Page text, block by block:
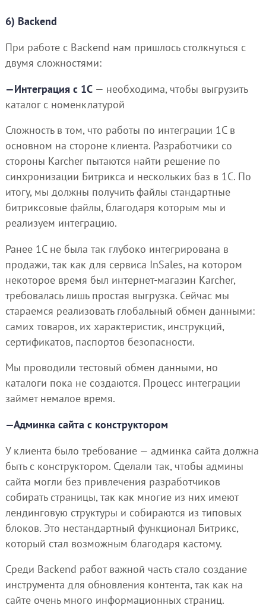
6) Backend
При работе с Backend нам пришлось столкнуться с
двумя сложностями:
—Интеграция с 1С — необходима, чтобы выгрузить
каталог с номенклатурой
Сложность в том, что работы по интеграции 1С в
основном на стороне клиента. Разработчики со
стороны Karcher пытаются найти решение по
синхронизации Битрикса и нескольких баз в 1С. По
итогу, мы должны получить файлы стандартные
битриксовые файлы, благодаря которым мы и
реализуем интеграцию.
Ранее 1C не была так глубоко интегрирована в
продажи, так как для сервиса InSales, на котором
некоторое время был интернет-магазин Karcher,
требовалась лишь простая выгрузка. Сейчас мы
стараемся реализовать глобальный обмен данными:
самих товаров, их характеристик, инструкций,
сертификатов, паспортов безопасности.
Мы проводили тестовый обмен данными, но
каталоги пока не создаются. Процесс интеграции
займет немалое время.
—Админка сайта с конструктором
У клиента было требование — админка сайта должна
быть с конструктором. Сделали так, чтобы админы
сайта могли без привлечения разработчиков
собирать страницы, так как многие из них имеют
лендинговую структуры и собираются из типовых
блоков. Это нестандартный функционал Битрикс,
который стал возможным благодаря кастому.
Среди Backend работ важной часть стало создание
инструмента для обновления контента, так как на
сайте очень много информационных страниц.